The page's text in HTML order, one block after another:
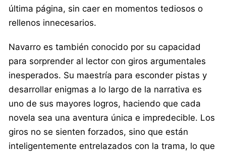
última página, sin caer en momentos tediosos o
rellenos innecesarios.
Navarro es también conocido por su capacidad
para sorprender al lector con giros argumentales
inesperados. Su maestría para esconder pistas y
desarrollar enigmas a lo largo de la narrativa es
uno de sus mayores logros, haciendo que cada
novela sea una aventura única e impredecible. Los
giros no se sienten forzados, sino que están
inteligentemente entrelazados con la trama, lo que